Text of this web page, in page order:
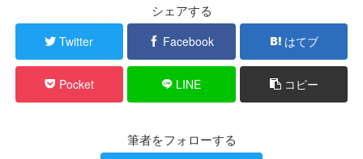
シェアする
Twitter Facebook はてブ
Pocket LINE コピー
筆者をフォローする